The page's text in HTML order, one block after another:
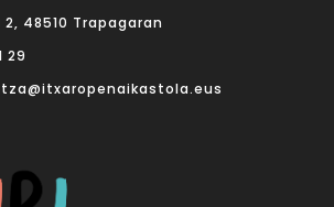
48510 Trapagaran
29